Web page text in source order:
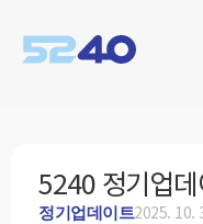
5240 정기업
정기업데이트2025. 10.